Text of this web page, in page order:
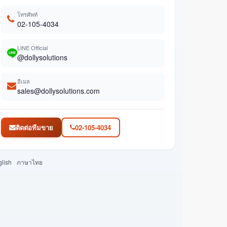
โทรศัพท์
02-105-4034
LINE Official
@dollysolutions
อีเมล
sales@dollysolutions.com
ติดต่อทีมขาย 02-105-4034
ภาษาไทย